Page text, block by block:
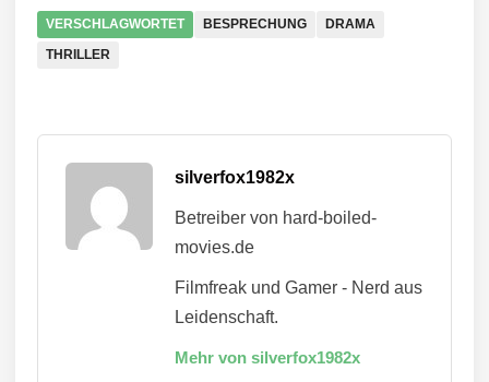
VERSCHLAGWORTET BESPRECHUNG
DRAMA
THRILLER
silverfox1982x
Betreiber von hard-boiled-
movies.de
Filmfreak und Gamer - Nerd aus
Leidenschaft.
Mehr von silverfox1982x